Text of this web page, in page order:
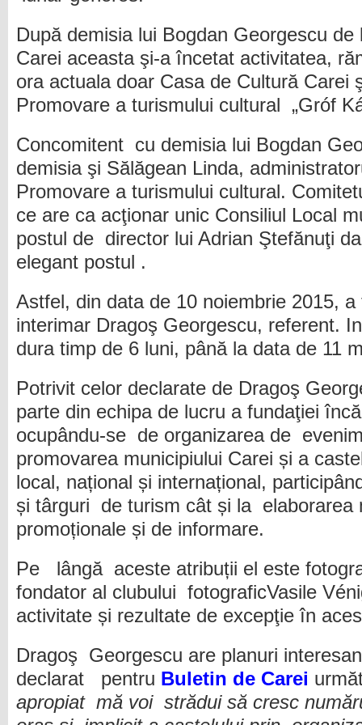
După demisia lui Bogdan Georgescu
Carei aceasta şi-a încetat activitatea,
ora actuala doar Casa de Cultură Carei
Promovare a turismului cultural „Gróf
Concomitent cu demisia lui Bogdan
demisia şi Sălăgean Linda,
Promovare a turismului cultural.
ce are ca acţionar unic Consiliul Local
postul de director lui Adrian Ştefănuţi
elegant postul .
Astfel, din data de 10 noiembrie 2015,
interimar Dragoş Georgescu, referent.
dura timp de 6 luni, până la data de 11
Potrivit celor declarate de Dragoş
parte din echipa de lucru a fundaţiei
ocupându-se de organizarea de
promovarea municipiului Carei și a
local, național și internațional,
și târguri de turism cât și la elaborarea
promoționale și de informare.
Pe lângă aceste atribuții el este
fondator al clubului fotograficVasile
activitate și rezultate de excepţie în
Dragoş Georgescu are planuri
declarat pentru Buletin de Carei
apropiat mă voi strădui să cresc